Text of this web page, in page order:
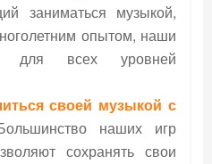
заниматься музыкой,
опытом, наши
для всех уровней
своей музыкой с
наших игр
сохранять свои